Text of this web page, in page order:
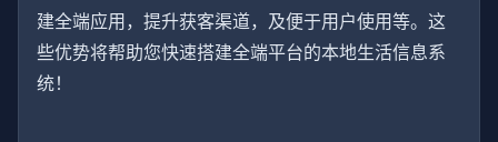
建全端应用，提升获客渠道，及便于用户使用等。这
些优势将帮助您快速搭建全端平台的本地生活信息系
统！